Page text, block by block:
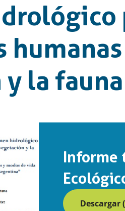
la
Informe
Descargar